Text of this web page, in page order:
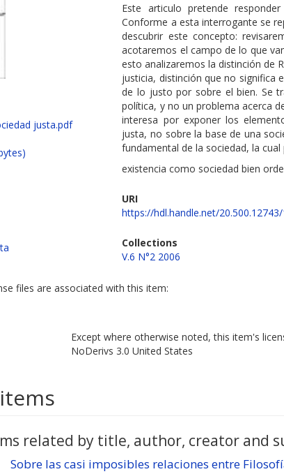
justa.pdf
Este articulo pretende
Conforme a esta interrogante se
descubrir este concepto:
acotaremos el campo de lo que
esto analizaremos la distinción de
justicia, distinción que no significa
de lo justo por sobre el bien. Se
política, y no un problema acerca
interesa por exponer los
justa, no sobre la base de una
fundamental de la sociedad, la cual
existencia como sociedad bien
URI
https://hdl.handle.net/
Collections
V.6 N°2 2006
files are associated with this item:
Except where otherwise noted, this item's
NoDerivs 3.0 United States
related by title, author, creator and
Sobre las casi imposibles relaciones entre